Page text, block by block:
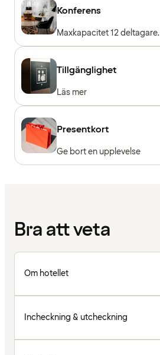
Konferens
Maxkapacitet 12 deltagare.
Tillgänglighet
Läs mer
Presentkort
Ge bort en upplevelse
Bra att veta
Om hotellet
Incheckning & utcheckning